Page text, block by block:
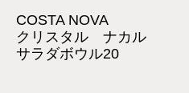
COSTA NOVA
クリスタル ナカル
サラダボウル20